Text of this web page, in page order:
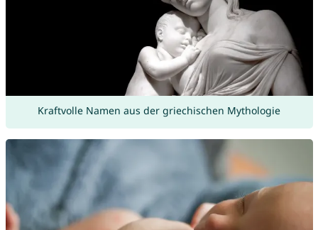
Kraftvolle Namen aus der griechischen Mythologie